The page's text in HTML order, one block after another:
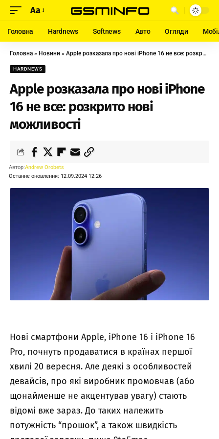
Aa
Головна Hardnews Softnews Авто Огляди
Головна » Новини » Apple розказала про нові iPhone 16 не все: розкрито нові можливості
HARDNEWS
Apple розказала про нові iPhone
16 не все: розкрито нові
можливості
Останнє оновлення: 12.09.2024 12:26
Автор:Andrew Orobets
Нові смартфони Apple, iPhone 16 і iPhone 16
Pro, почнуть продаватися в країнах першої
хвилі 20 вересня. Але деякі з особливостей
девайсів, про які виробник промовчав (або
щонайменше не акцентував увагу) стають
відомі вже зараз. До таких належить
потужність “прошок”, а також швидкість